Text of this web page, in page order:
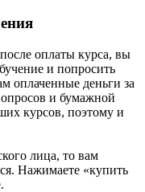
оплаты курса, вы
и попросить
оплаченные деньги за
и бумажной
курсов, поэтому и
лица, то вам
Нажимаете «купить